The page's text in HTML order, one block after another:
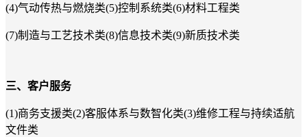
(4)气动传热与燃烧类(5)控制系统类(6)材料工程类
(7)制造与工艺技术类(8)信息技术类(9)新质技术类
三、客户服务
(1)商务支援类(2)客服体系与数智化类(3)维修工程与持续适航
文件类